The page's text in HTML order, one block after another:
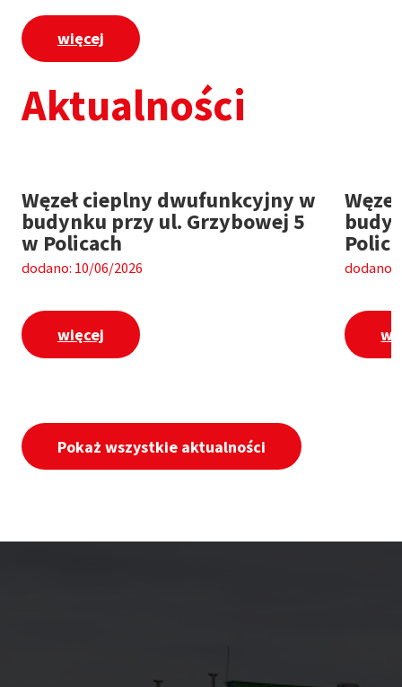
więcej
Aktualności
Węzeł cieplny dwufunkcyjny w
budynku przy ul. Grzybowej 5
w Policach
dodano: 10/06/2026
więcej
dodano:
Pokaż wszystkie aktualności